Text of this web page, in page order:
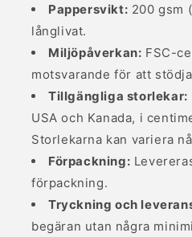
Pappersvikt: 200 gsm
långlivat.
Miljöpåverkan: FSC-
motsvarande för att
Tillgängliga storlekar:
USA och Kanada, i
Storlekarna kan variera
Förpackning:
förpackning.
Tryckning och
begäran utan några